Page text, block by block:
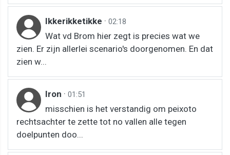
Ikkerikketikke · 02:18
Wat vd Brom hier zegt is precies wat we
zien. Er zijn allerlei scenario's doorgenomen. En dat
zien w...
Iron · 01:51
misschien is het verstandig om peixoto
rechtsachter te zette tot no vallen alle tegen
doelpunten doo...